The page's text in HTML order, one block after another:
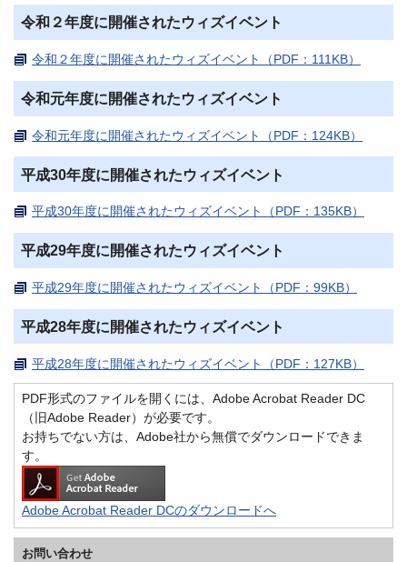
令和２年度に開催されたウィズイベント
令和２年度に開催されたウィズイベント（PDF：111KB）
令和元年度に開催されたウィズイベント
令和元年度に開催されたウィズイベント（PDF：124KB）
平成30年度に開催されたウィズイベント
平成30年度に開催されたウィズイベント（PDF：135KB）
平成29年度に開催されたウィズイベント
平成29年度に開催されたウィズイベント（PDF：99KB）
平成28年度に開催されたウィズイベント
平成28年度に開催されたウィズイベント（PDF：127KB）
PDF形式のファイルを開くには、Adobe Acrobat Reader DC
（旧Adobe Reader）が必要です。
お持ちでない方は、Adobe社から無償でダウンロードできま
す。
Adobe Acrobat Reader DCのダウンロードへ
お問い合わせ